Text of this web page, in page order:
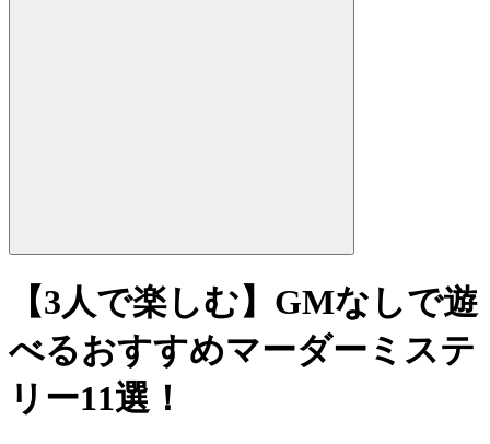
【3人で楽しむ】GMなしで遊
べるおすすめマーダーミステ
リー11選！